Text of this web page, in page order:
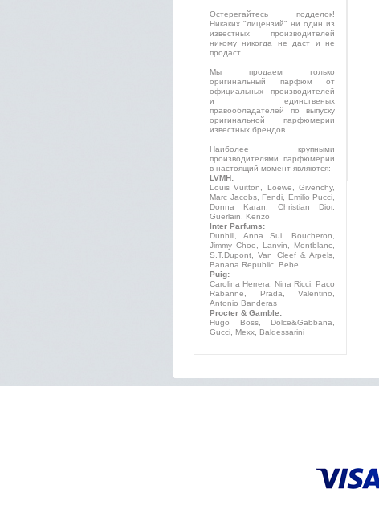
Остерегайтесь подделок!
Никаких "лицензий" ни один из
известных производителей
никому никогда не даст и не
продаст.
Мы продаем только
оригинальный парфюм от
официальных производителей
и единственых
правообладателей по выпуску
оригинальной парфюмерии
известных брендов.
Наиболее крупными
производителями парфюмерии
в настоящий момент являются:
LVMH:
Louis Vuitton, Loewe, Givenchy,
Marc Jacobs, Fendi, Emilio Pucci,
Donna Karan, Christian Dior,
Guerlain, Kenzo
Inter Parfums:
Dunhill, Anna Sui, Boucheron,
Jimmy Choo, Lanvin, Montblanc,
S.T.Dupont, Van Cleef & Arpels,
Banana Republic, Bebe
Puig:
Carolina Herrera, Nina Ricci, Paco
Rabanne, Prada, Valentino,
Antonio Banderas
Procter & Gamble:
Hugo Boss, Dolce&Gabbana,
Gucci, Mexx, Baldessarini